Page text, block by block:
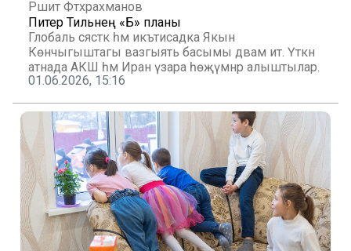
Рәшит Фәтхрахманов
Питер Тильнең «Б» планы
Глобаль сәясәткә һәм икътисадка Якын
Көнчыгыштагы вазгыять басымы дәвам итә. Үткән
атнада АКШ һәм Иран үзара һөҗүмнәр алыштылар.
01.06.2026, 15:16